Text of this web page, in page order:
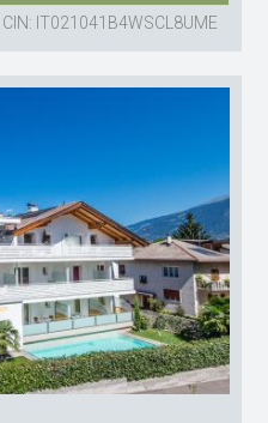
CIN: IT021041B4WSCL8UME